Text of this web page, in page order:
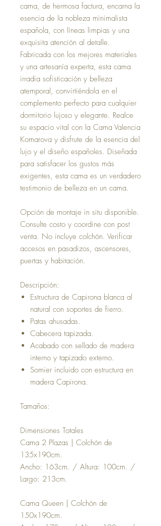
cama, de hermosa factura, encarna la
esencia de la nobleza minimalista
española, con líneas limpias y una
exquisita atención al detalle.
Fabricada con los mejores materiales
y una artesanía experta, esta cama
irradia sofisticación y belleza
atemporal, convirtiéndola en el
complemento perfecto para cualquier
dormitorio lujoso y elegante. Realce
su espacio vital con la Cama Valencia
Komarova y disfrute de la esencia del
lujo y el diseño españoles. Diseñada
para satisfacer los gustos más
exigentes, esta cama es un verdadero
testimonio de belleza en un cama.
Opción de montaje in situ disponible.
Consulte costo y coordine con post
venta. No incluye colchón. Verificar
accesos en pasadizos, ascensores,
puertas y habitación.
Descripción:
Estructura de Capirona blanca al
natural con soportes de fierro.
Patas ahusadas.
Cabecera tapizada.
Acabado con sellado de madera
interno y tapizado externo.
Somier incluido con estructura en
madera Capirona.
Tamaños:
Dimensiones Totales
Cama 2 Plazas | Colchón de
135x190cm.
Ancho: 163cm. / Altura: 100cm. /
Largo: 213cm.
Cama Queen | Colchón de
150x190cm.